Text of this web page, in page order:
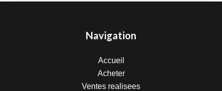
Navigation
Accueil
Acheter
Ventes realisees